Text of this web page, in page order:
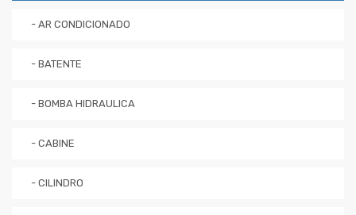
- AR CONDICIONADO
- BATENTE
- BOMBA HIDRAULICA
- CABINE
- CILINDRO